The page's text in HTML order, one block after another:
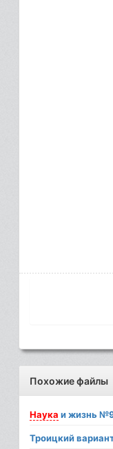
Похожие файлы
Наука и жизнь
Троицкий